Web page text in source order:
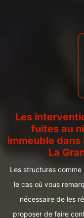
Les
fuites au
immeuble dans
La
Les structures
le cas où vous
nécessaire de les
proposer de faire